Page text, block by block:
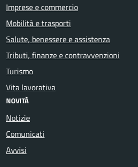
Imprese e commercio
Mobilità e trasporti
Salute, benessere e assistenza
Tributi, finanze e contravvenzioni
Turismo
Vita lavorativa
NOVITÀ
Notizie
Comunicati
Avvisi